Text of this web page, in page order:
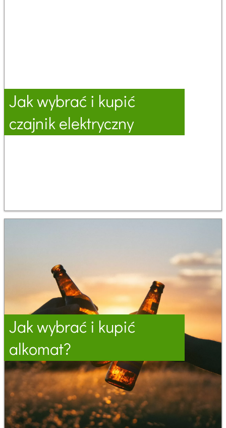
Jak wybrać i kupić
czajnik elektryczny
Jak wybrać i kupić
alkomat?